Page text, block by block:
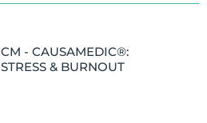
CM - CAUSAMEDIC®:
STRESS & BURNOUT